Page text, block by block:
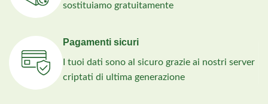
sostituiamo gratuitamente
Pagamenti sicuri
I tuoi dati sono al sicuro grazie ai nostri server
criptati di ultima generazione